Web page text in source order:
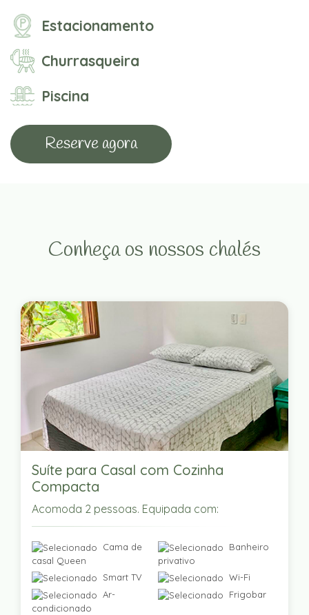
Estacionamento
Churrasqueira
Piscina
Reserve agora
Conheça os nossos chalés
Suíte para Casal com Cozinha
Compacta
Acomoda 2 pessoas. Equipada com:
Cama de
casal Queen
Banheiro
privativo
Smart TV
Wi-Fi
Ar-
condicionado
Frigobar